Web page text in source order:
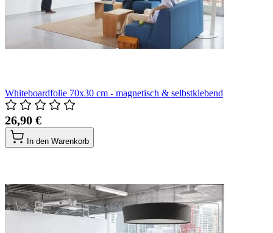
Whiteboardfolie 70x30 cm - magnetisch & selbstklebend
26,90 €
In den Warenkorb